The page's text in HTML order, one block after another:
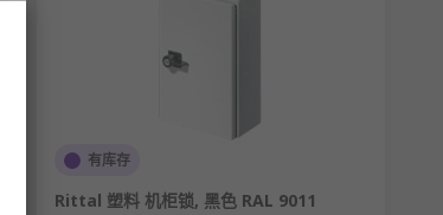
有库存
Rittal 塑料 机柜锁, 黑色 RAL 9011